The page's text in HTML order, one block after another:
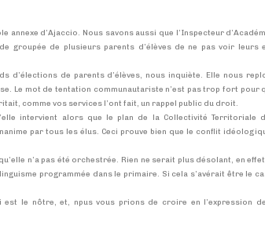
annexe d’Ajaccio. Nous savons aussi que l’Inspecteur
groupée de plusieurs parents d’élèves de ne pas voir leurs
d’élections de parents d’élèves, nous inquiète. Elle nous
Le mot de tentation communautariste n’est pas trop fort pour
comme vos services l’ont fait, un rappel public du droit.
intervient alors que le plan de la Collectivité Territoriale
par tous les élus. Ceci prouve bien que le conflit
n’a pas été orchestrée. Rien ne serait plus désolant, en
programmée dans le primaire. Si cela s’avérait être le
le nôtre, et, npus vous prions de croire en l’expression